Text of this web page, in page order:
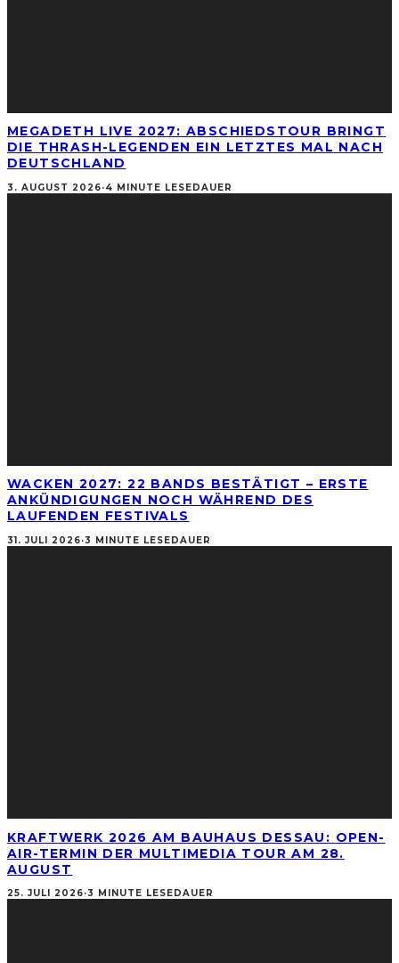
MEGADETH LIVE 2027: ABSCHIEDSTOUR BRINGT
DIE THRASH-LEGENDEN EIN LETZTES MAL NACH
DEUTSCHLAND
3. AUGUST 2026·4 MINUTE LESEDAUER
WACKEN 2027: 22 BANDS BESTÄTIGT – ERSTE
ANKÜNDIGUNGEN NOCH WÄHREND DES
LAUFENDEN FESTIVALS
31. JULI 2026·3 MINUTE LESEDAUER
KRAFTWERK 2026 AM BAUHAUS DESSAU: OPEN-
AIR-TERMIN DER MULTIMEDIA TOUR AM 28.
AUGUST
25. JULI 2026·3 MINUTE LESEDAUER